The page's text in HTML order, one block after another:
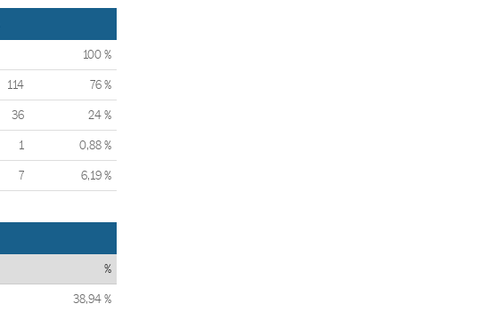
100 %
114 76 %
36 24 %
1 0,88 %
7 6,19 %
%
38,94 %